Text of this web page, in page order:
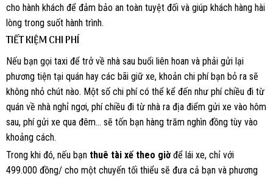
cho hành khách để đảm bảo an toàn tuyệt đối và giúp khách hàng hài
lòng trong suốt hành trình.
TIẾT KIỆM CHI PHÍ
Nếu bạn gọi taxi để trở về nhà sau buổi liên hoan và phải gửi lại
phương tiện tại quán hay các bãi giữ xe, khoản chi phí bạn bỏ ra sẽ
không nhỏ chút nào. Một số chi phí có thể kể đến như phí chiều đi từ
quán về nhà nghỉ ngơi, phí chiều đi từ nhà ra địa điểm gửi xe vào hôm
sau, phí gửi xe qua đêm… sẽ tốn bạn hàng trăm nghìn đồng tùy vào
khoảng cách.
Trong khi đó, nếu bạn thuê tài xế theo giờ để lái xe, chỉ với
499.000 đồng/ cho một chuyến tối thiểu sẽ đưa cả bạn và phương